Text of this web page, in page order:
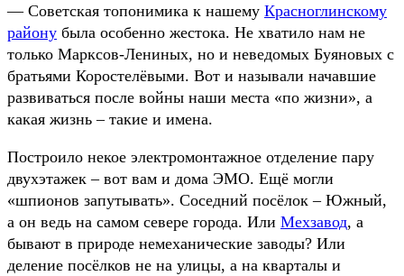
— Советская топонимика к нашему Красноглинскому
району была особенно жестока. Не хватило нам не
только Марксов-Лениных, но и неведомых Буяновых с
братьями Коростелёвыми. Вот и называли начавшие
развиваться после войны наши места «по жизни», а
какая жизнь – такие и имена.
Построило некое электромонтажное отделение пару
двухэтажек – вот вам и дома ЭМО. Ещё могли
«шпионов запутывать». Соседний посёлок – Южный,
а он ведь на самом севере города. Или Мехзавод, а
бывают в природе немеханические заводы? Или
деление посёлков не на улицы, а на кварталы и